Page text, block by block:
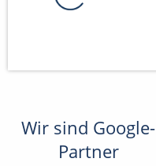
Wir sind Google-
Partner